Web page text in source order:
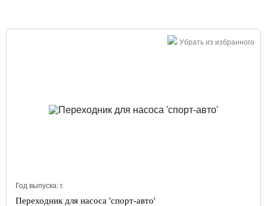
Убрать из избранного
Год выпуска: г.
Переходник для насоса 'спорт-авто'